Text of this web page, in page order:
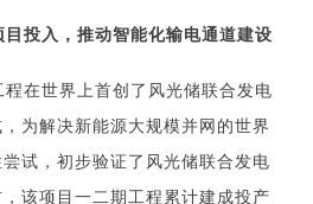
投入，推动智能化输电通道建设
在世界上首创了风光储联合发电
为解决新能源大规模并网的世界
试，初步验证了风光储联合发电
该项目一二期工程累计建成投产